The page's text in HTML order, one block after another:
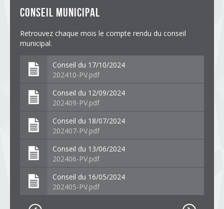
conseil municipal
Retrouvez chaque mois le compte rendu du conseil
municipal.
Conseil du 17/10/2024
202410-PV.pdf
Conseil du 12/09/2024
202409-PV.pdf
Conseil du 18/07/2024
202407-PV.pdf
Conseil du 13/06/2024
202406-PV.pdf
Conseil du 16/05/2024
202405-PV.pdf